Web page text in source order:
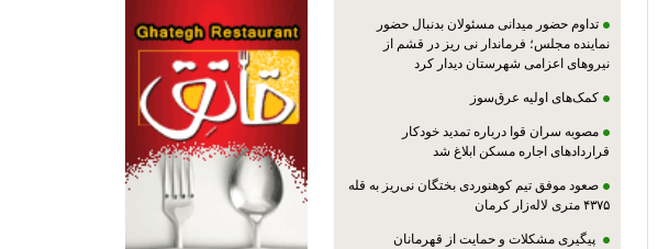
تداوم حضور میدانی مسئولان بدنبال حضور
نماینده مجلس؛ فرماندار نی ریز در قشم از
نیروهای اعزامی شهرستان دیدار کرد
کمک‌های اولیه عرق‌سوز
مصوبه سران قوا درباره تمدید خودکار
قراردادهای اجاره مسکن ابلاغ شد
صعود موفق تیم کوهنوردی بختگان نی‌ریز به قله
۴۳۷۵ متری لاله‌زار کرمان
پیگیری مشکلات و حمایت از قهرمانان